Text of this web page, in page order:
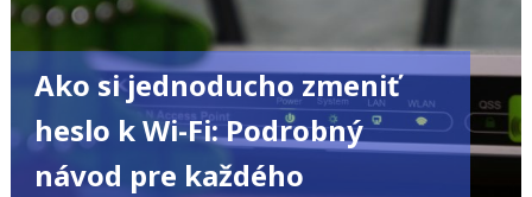
s
odborníčkou
vizuálnu
kultúru
Ako si jednoducho zmeniť
heslo k Wi-Fi: Podrobný
návod pre každého